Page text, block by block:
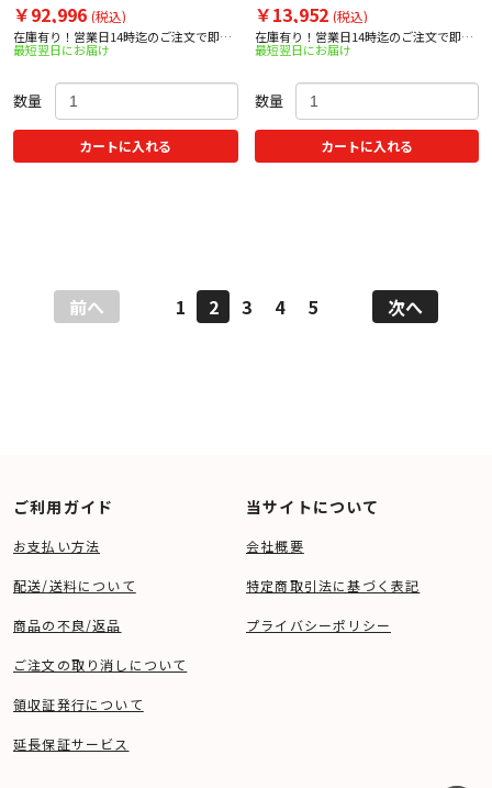
￥92,996 (税込)
在庫有り！営業日14時迄のご注文で即日
出荷！
最短翌日にお届け
数量
カートに入れる
￥13,952 (税込)
在庫有り！営業日14時迄のご注文で即日
出荷！
最短翌日にお届け
数量
カートに入れる
前へ 1 2 3 4 5 次へ
ご利用ガイド
お支払い方法
配送/送料について
商品の不良/返品
ご注文の取り消しについて
領収証発行について
延長保証サービス
当サイトについて
会社概要
特定商取引法に基づく表記
プライバシーポリシー